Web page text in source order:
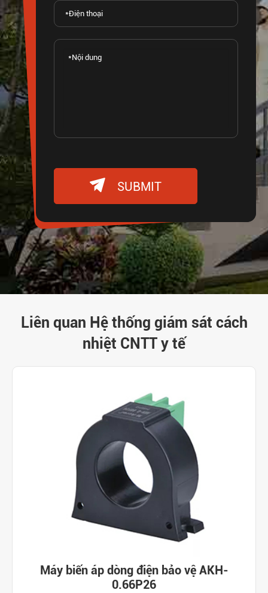
 SUBMIT
Liên quan Hệ thống giám sát cách
nhiệt CNTT y tế
Máy biến áp dòng điện bảo vệ AKH-
0.66P26